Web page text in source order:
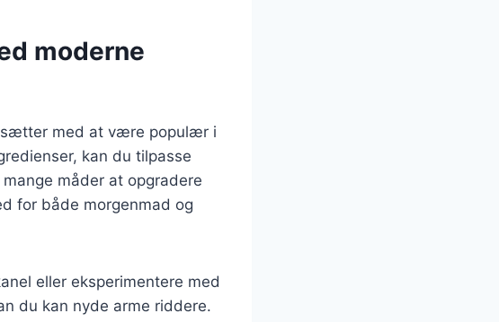
moderne
med at være populær i
kan du tilpasse
måder at opgradere
for både morgenmad og
eller eksperimentere med
du kan nyde arme riddere.